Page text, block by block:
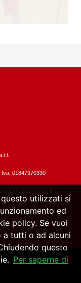
Iva: 01847970330
utilizzati si
ed
policy. Se vuoi
a tutti o ad alcuni
questo
Per saperne di